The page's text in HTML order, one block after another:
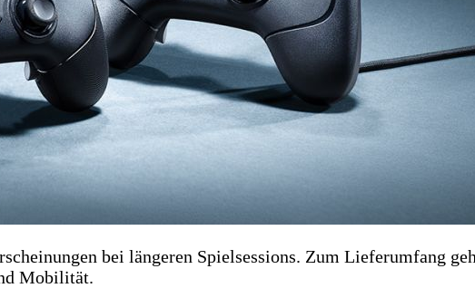
bei längeren Spielsessions. Zum Lieferumfang
Mobilität.